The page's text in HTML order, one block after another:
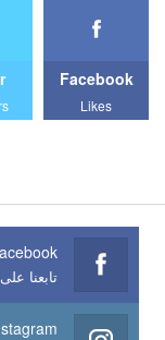
Facebook
Likes
تابعنا